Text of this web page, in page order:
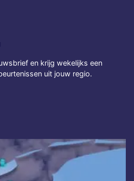
en krijg wekelijks een
uit jouw regio.